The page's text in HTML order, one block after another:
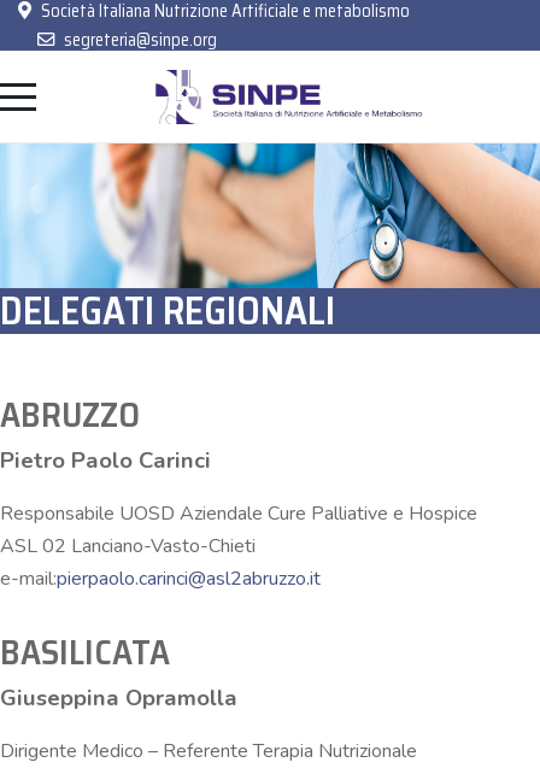
Società Italiana Nutrizione Artificiale e metabolismo
segreteria@sinpe.org
DELEGATI REGIONALI
ABRUZZO
Pietro Paolo Carinci
Responsabile UOSD Aziendale Cure Palliative e Hospice
ASL 02 Lanciano-Vasto-Chieti
e-mail:pierpaolo.carinci@asl2abruzzo.it
BASILICATA
Giuseppina Opramolla
Dirigente Medico – Referente Terapia Nutrizionale